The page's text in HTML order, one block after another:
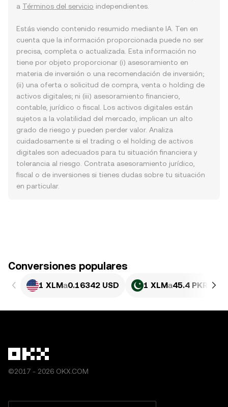
a Términos del servicio independientes.
Estás viendo contenido resumido mediante IA. Ten en
cuenta que la información proporcionada puede no ser
precisa, completa o actualizada. Esta información no
tiene por objeto proporcionar (i) asesoramiento en
materia de inversión o una recomendación de inversión;
(ii) una oferta o solicitud de compra, venta o holding de
activos digitales; ni (iii) asesoramiento financiero,
contable, jurídico o fiscal. Los activos digitales están
sujetos a la volatilidad del mercado, implican un alto
grado de riesgo y pueden perder valor. Analiza
cuidadosamente si el trading o el holding de activos
digitales son adecuados para tu situación financiera y
tolerancia al riesgo. Contrata asesoramiento jurídico,
fiscal o de inversiones si tienes dudas sobre tu situación
en particular.
Conversiones populares
1 XLMa0.16342 USD 1 XLMa45.4 PKR
©2017 - 2026 OKX.COM